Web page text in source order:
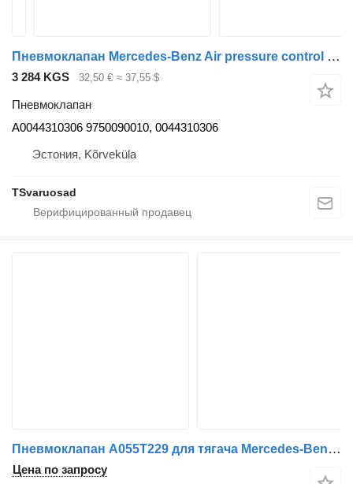
Пневмоклапан Mercedes-Benz Air pressure control valve A0044310306 для тягача Mercedes-Benz Actros
3 284 KGS 32,50 € ≈ 37,55 $
Пневмоклапан
A0044310306 9750090010, 0044310306
Эстония, Kõrveküla
TSvaruosad
Пневмоклапан A055T229 для тягача Mercedes-Benz ACTROS MP4 | 11
Цена по запросу